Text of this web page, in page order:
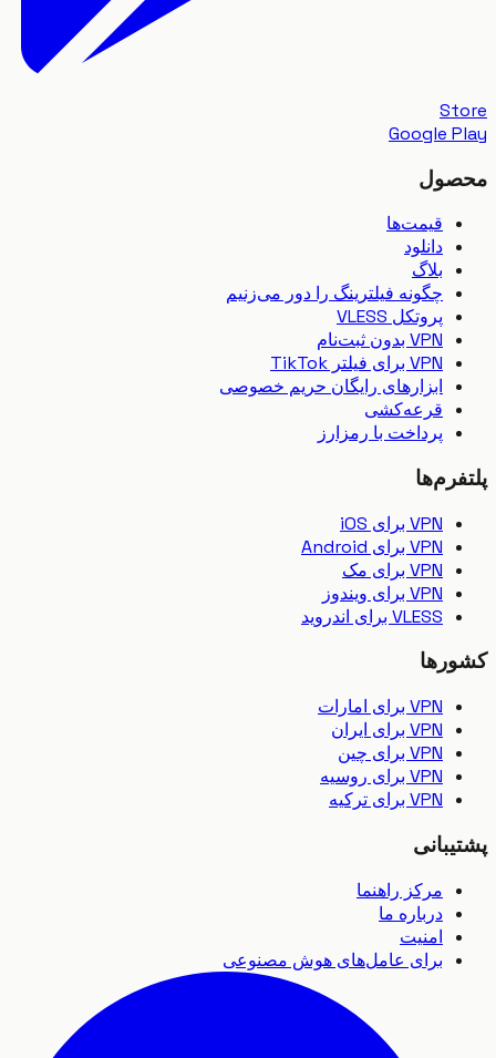
Google
قیمت‌ها
دانلود
بلاگ
چگونه فیلترینگ را دور می‌زنیم
پروتکل VLESS
VPN بدون ثبت‌نام
VPN برای فیلتر TikTok
ابزارهای رایگان حریم خصوصی
قرعه‌کشی
پرداخت با رمزارز
VPN برای iOS
VPN برای Android
VPN برای مک
VPN برای ویندوز
VLESS برای اندروید
VPN برای امارات
VPN برای ایران
VPN برای چین
VPN برای روسیه
VPN برای ترکیه
مرکز راهنما
درباره ما
امنیت
برای عامل‌های هوش مصنوعی